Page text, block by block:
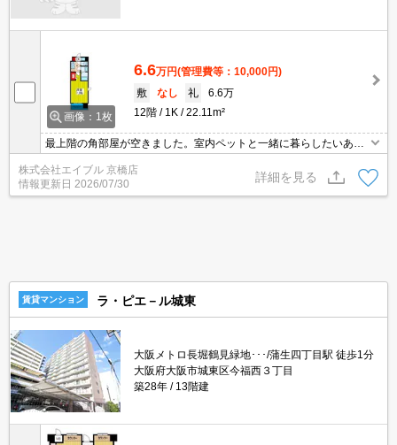
画像：1枚
6.6万円(管理費等：10,000円)
敷
なし 礼
6.6万
12階
1K 22.11m²
最上階の角部屋が空きました。室内ペットと一緒に暮らしたいあな
たへ。あなたの新生活を応援します。システムキッチンをお好みの
方に。浴室乾燥機付。シューズボックス付き。宅配ボックスあり。
株式会社エイブル 京橋店
情報更新日 2026/07/30
詳細を見る
賃貸マンション ラ・ピエ－ル城東
大阪メトロ長堀鶴見緑地･･･/蒲生四丁目駅 徒歩1分
大阪府大阪市城東区今福西３丁目
築28年
13階建